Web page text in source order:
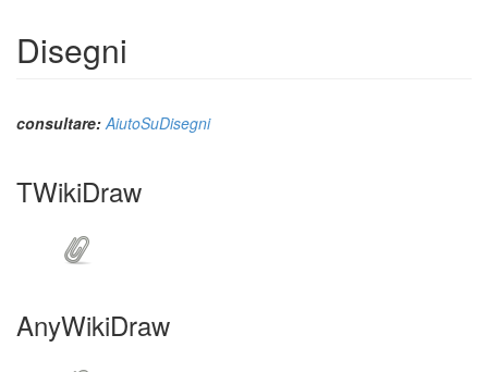
Disegni
consultare: AiutoSuDisegni
TWikiDraw
AnyWikiDraw